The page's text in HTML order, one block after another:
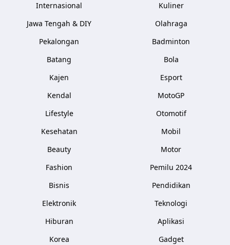
Internasional
Jawa Tengah & DIY
Pekalongan
Batang
Kajen
Kendal
Lifestyle
Kesehatan
Beauty
Fashion
Bisnis
Elektronik
Hiburan
Korea
Kuliner
Olahraga
Badminton
Bola
Esport
MotoGP
Otomotif
Mobil
Motor
Pemilu 2024
Pendidikan
Teknologi
Aplikasi
Gadget